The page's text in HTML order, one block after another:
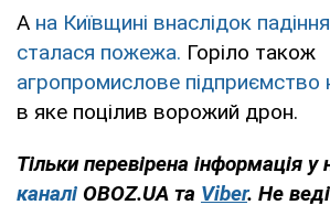
А на Київщині внаслідок
сталася пожежа. Горіло також
агропромислове підприємство
в яке поцілив ворожий дрон.
Тільки перевірена інформація у
каналі OBOZ.UA та Viber. Не